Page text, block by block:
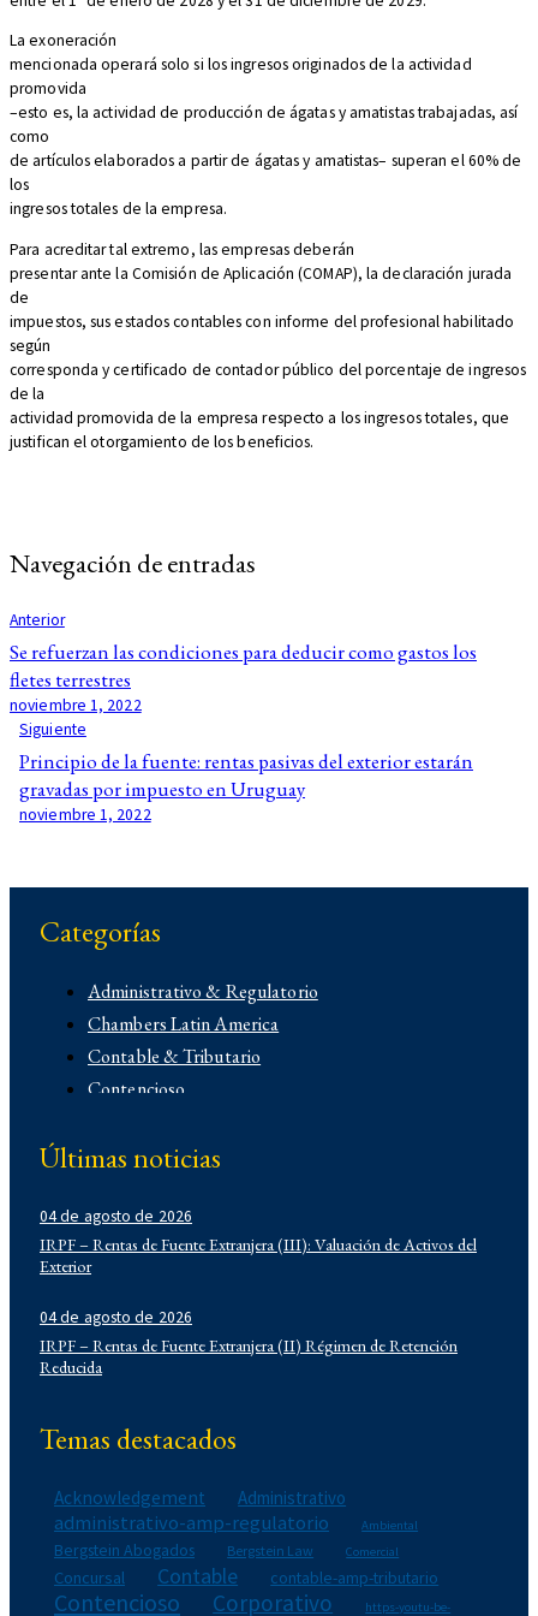
La exoneración
mencionada operará solo si los ingresos originados de la actividad
promovida
–esto es, la actividad de producción de ágatas y amatistas trabajadas, así
como
de artículos elaborados a partir de ágatas y amatistas– superan el 60% de
los
ingresos totales de la empresa.
Para acreditar tal extremo, las empresas deberán
presentar ante la Comisión de Aplicación (COMAP), la declaración jurada
de
impuestos, sus estados contables con informe del profesional habilitado
según
corresponda y certificado de contador público del porcentaje de ingresos
de la
actividad promovida de la empresa respecto a los ingresos totales, que
justifican el otorgamiento de los beneficios.
Navegación de entradas
Anterior
Se refuerzan las condiciones para deducir como gastos los
fletes terrestres
noviembre 1, 2022
Siguiente
Principio de la fuente: rentas pasivas del exterior estarán
gravadas por impuesto en Uruguay
noviembre 1, 2022
Categorías
Administrativo & Regulatorio
Chambers Latin America
Contable & Tributario
Contencioso
Corporativo
Derecho Administrativo
IFLR 1000
Laboral
Latin Lawyer 250
Legal 500
Migratorio
Notarial
Propiedad Intelectual
Reconocimientos
Regulatorio
Últimas noticias
04 de agosto de 2026
IRPF – Rentas de Fuente Extranjera (III): Valuación de Activos del
Exterior
04 de agosto de 2026
IRPF – Rentas de Fuente Extranjera (II) Régimen de Retención
Reducida
Temas destacados
Acknowledgement Administrativo
administrativo-amp-regulatorio Ambiental
Bergstein Abogados Bergstein Law Comercial
Concursal Contable contable-amp-tributario
Contencioso Corporativo https-youtu-be-